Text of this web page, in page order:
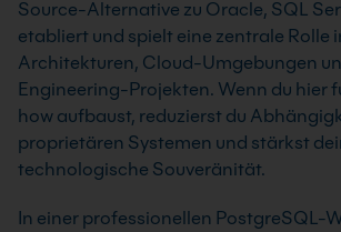
Source-Alternative zu Oracle, SQL
etabliert und spielt eine zentrale Rolle
Architekturen, Cloud-Umgebungen
Engineering-Projekten. Wenn du hier
how aufbaust, reduzierst du
proprietären Systemen und stärkst
technologische Souveränität.
In einer professionellen PostgreSQL-